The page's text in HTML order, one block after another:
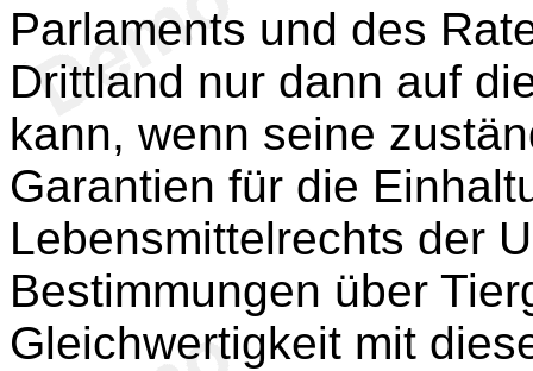
Parlaments und des
Drittland nur dann auf
kann, wenn seine
Garantien für die
Lebensmittelrechts der
Bestimmungen über
Gleichwertigkeit mit